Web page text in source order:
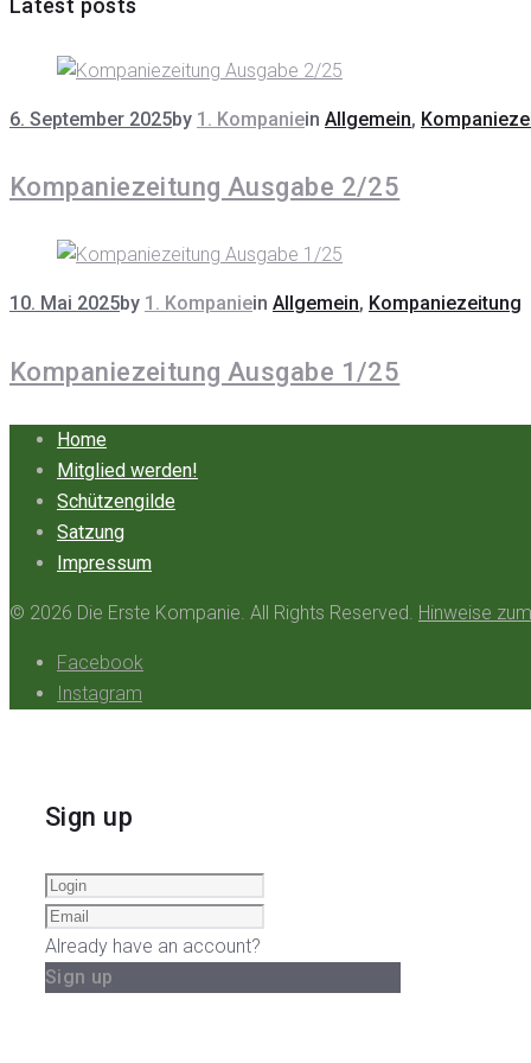
Latest posts
6. September 2025by 1. Kompaniein Allgemein,
Kompaniezeitung Ausgabe 2/25
10. Mai 2025by 1. Kompaniein Allgemein, Kompaniezeitung
Kompaniezeitung Ausgabe 1/25
Home
Mitglied werden!
Schützengilde
Satzung
Impressum
© 2026 Die Erste Kompanie. All Rights Reserved. Hinweise
Facebook
Instagram
Sign up
Already have an account?
Sign up